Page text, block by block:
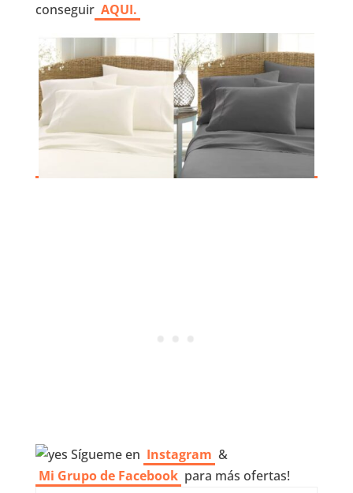
conseguir AQUI.
Sígueme en Instagram &
Mi Grupo de Facebook para más ofertas!